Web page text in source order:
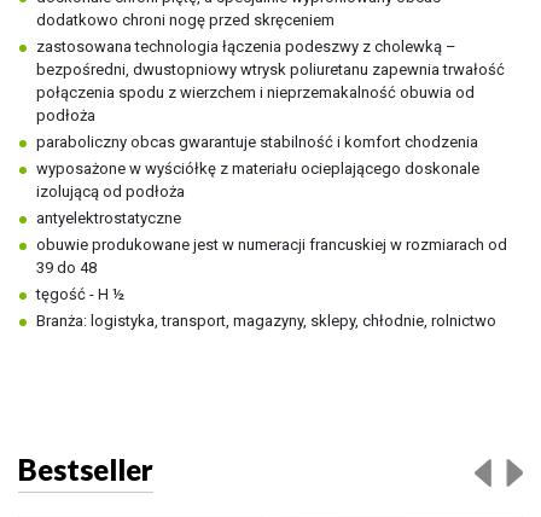
dodatkowo chroni nogę przed skręceniem
zastosowana technologia łączenia podeszwy z cholewką –
bezpośredni, dwustopniowy wtrysk poliuretanu zapewnia trwałość
połączenia spodu z wierzchem i nieprzemakalność obuwia od
podłoża
paraboliczny obcas gwarantuje stabilność i komfort chodzenia
wyposażone w wyściółkę z materiału ocieplającego doskonale
izolującą od podłoża
antyelektrostatyczne
obuwie produkowane jest w numeracji francuskiej w rozmiarach od
39 do 48
tęgość - H ½
Branża: logistyka, transport, magazyny, sklepy, chłodnie, rolnictwo
Bestseller